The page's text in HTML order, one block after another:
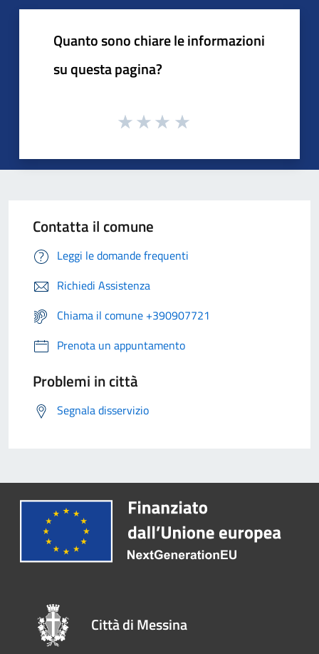
Quanto sono chiare le informazioni
su questa pagina?
Contatta il comune
Leggi le domande frequenti
Richiedi Assistenza
Chiama il comune +390907721
Prenota un appuntamento
Problemi in città
Segnala disservizio
Città di Messina